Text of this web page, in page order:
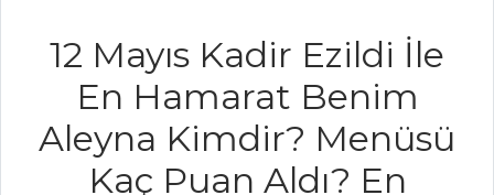
süt reçeli nasıl
yapılır?
Masterchef Tüm
Tarifleri
12 Mayıs Kadir Ezildi İle
En Hamarat Benim
Aleyna Kimdir? Menüsü
Kaç Puan Aldı? En